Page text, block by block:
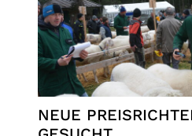
NEUE